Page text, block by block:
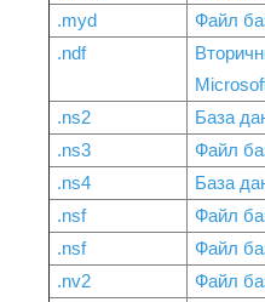
.myd
Файл
.ndf
.ns2
База
.ns3
Файл
.ns4
База
.nsf
Файл
.nsf
Файл
.nv2
Файл